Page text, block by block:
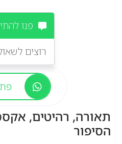
פנו
רוצים
תאורה, רהיטים,
הסיפור